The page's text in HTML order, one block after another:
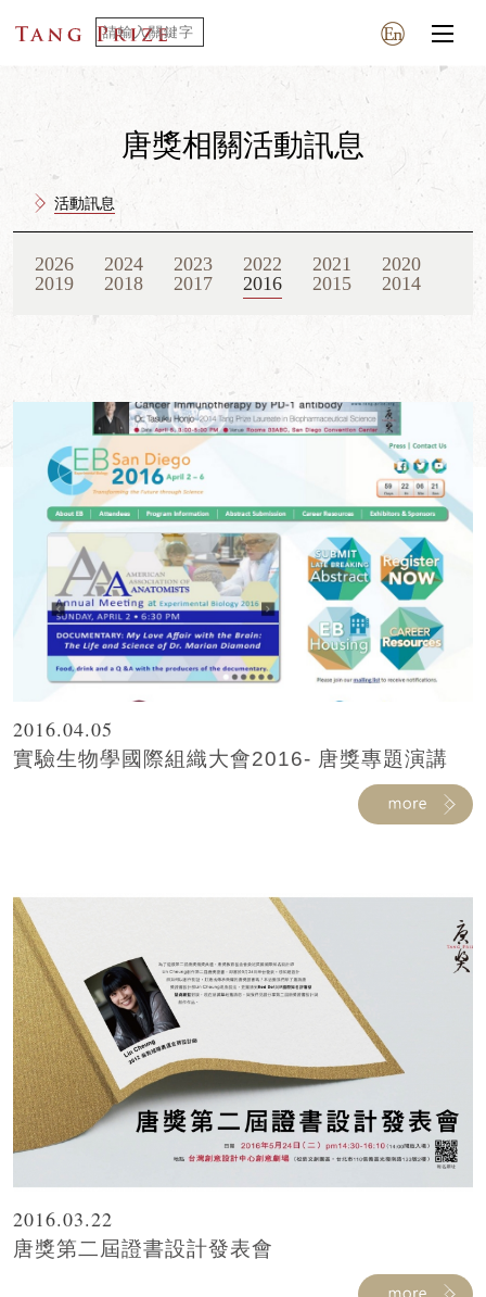
唐獎相關活動訊息
活動訊息
2026 2024 2023 2022 2021
2020
2019
2018 2017 2016 2015 2014
2016.04.05
實驗生物學國際組織大會2016- 唐獎專題演講
2016.03.22
唐獎第二屆證書設計發表會